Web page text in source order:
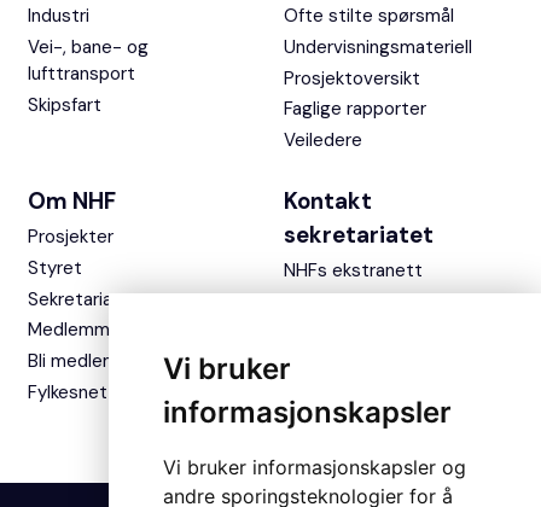
Vi bruker
informasjonskapsler
Vi bruker informasjonskapsler og
andre sporingsteknologier for å
Industri
Vei-, bane- og
lufttransport
Skipsfart
Ofte stilte spørsmål
Undervisningsmateriell
Prosjektoversikt
Faglige rapporter
Veiledere
Om NHF
Prosjekter
Styret
Sekretariatet
Medlemmer
Bli medlem
Fylkesnettverket
Kontakt
sekretariatet
NHFs ekstranett